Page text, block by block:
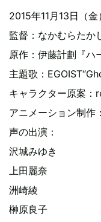
2015年11月13日（
監督：なかむらたか
原作：伊藤計劃『ハ
主題歌：
キャラクター原案：
アニメーション制
声の出演：
沢城みゆき
上田麗奈
洲崎綾
榊原良子